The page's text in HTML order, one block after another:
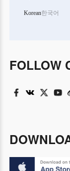
Korean한국어
FOLLOW